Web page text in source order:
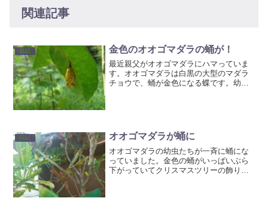
関連記事
日記 金色のオオゴマダラの蛹が！
最近親父がオオゴマダラにハマっていま
す。オオゴマダラは白黒の大型のマダラ
チョウで、蛹が金色になる蝶です。幼虫
日記 オオゴマダラが蛹に
オオゴマダラの幼虫たちが一斉に蛹にな
っていました。金色の蛹がいっぱいぶら
下がっていてクリスマスツリーの飾り付